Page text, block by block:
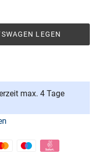
LEGEN
max. 4 Tage